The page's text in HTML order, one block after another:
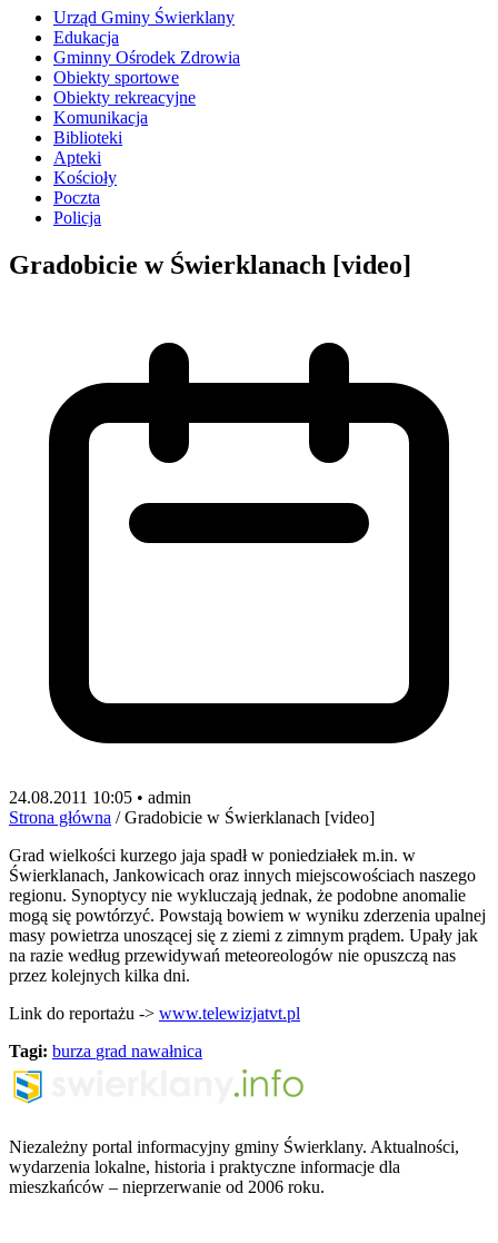
Urząd Gminy Świerklany
Edukacja
Gminny Ośrodek Zdrowia
Obiekty sportowe
Obiekty rekreacyjne
Komunikacja
Biblioteki
Apteki
Kościoły
Poczta
Policja
Gradobicie w Świerklanach [video]
24.08.2011 10:05 • admin
Strona główna / Gradobicie w Świerklanach [video]
Grad wielkości kurzego jaja spadł w poniedziałek m.in. w
Świerklanach, Jankowicach oraz innych miejscowościach naszego
regionu. Synoptycy nie wykluczają jednak, że podobne anomalie
mogą się powtórzyć. Powstają bowiem w wyniku zderzenia upalnej
masy powietrza unoszącej się z ziemi z zimnym prądem. Upały jak
na razie według przewidywań meteoreologów nie opuszczą nas
przez kolejnych kilka dni.
Link do reportażu -> www.telewizjatvt.pl
Tagi: burza grad nawałnica
Niezależny portal informacyjny gminy Świerklany. Aktualności,
wydarzenia lokalne, historia i praktyczne informacje dla
mieszkańców – nieprzerwanie od 2006 roku.